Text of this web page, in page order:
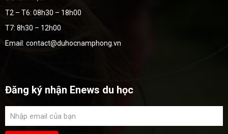
T2 – T6: 08h30 – 18h00
T7: 8h30 – 12h00
Email: contact@duhocnamphong.vn
Đăng ký nhận Enews du học